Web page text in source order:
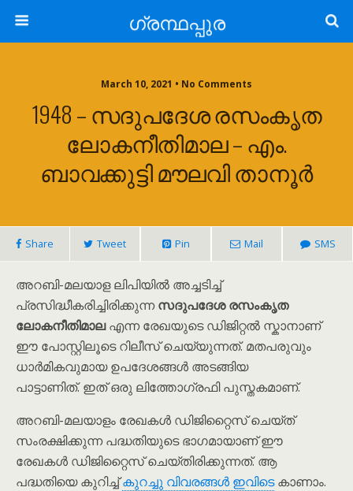
ഗ്രന്ഥപ്പുര
March 10, 2021 • No Comments
1948 – സദുപദേശ രസംകൃത
ലോകനീതിമാല – എം.
ബാവക്കുട്ടി മൗലവി താനൂർ
Share Tweet Pin Mail SMS
അറബി-മലയാള ലിപിയിൽ അച്ചടിച്ച്
പ്രസിദ്ധീകരിച്ചിരിക്കുന്നസദുപദേശ രസംകൃത
ലോകനീതിമാലഎന്ന രേഖയുടെ ഡിജിറ്റൽ സ്കാനാണ്
ഈ പോസ്റ്റിലൂടെ റിലീസ് ചെയ്യുന്നത്. മതപരുവും
ധാർമികവുമായ ഉപദേശങ്ങൾ അടങ്ങിയ
പാട്ടാണിത്. ഇത് ഒരു ലിത്തോഗ്രഫി പുസ്തകമാണ്.
അറബി-മലയാളം രേഖകൾ ഡിജിറ്റൈസ് ചെയ്ത്
സംരക്ഷിക്കുന്ന പദ്ധതിയുടെ ഭാഗമായാണ് ഈ
രേഖകൾ ഡിജിറ്റൈസ് ചെയ്തിരിക്കുന്നത്. ആ
പദ്ധതിയെ കുറിച്ച്കുറച്ചു വിവരങ്ങൾ ഇവിടെകാണാം.